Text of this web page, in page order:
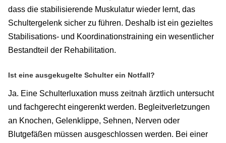
dass die stabilisierende Muskulatur wieder lernt, das
Schultergelenk sicher zu führen. Deshalb ist ein gezieltes
Stabilisations- und Koordinationstraining ein wesentlicher
Bestandteil der Rehabilitation.
Ist eine ausgekugelte Schulter ein Notfall?
Ja. Eine Schulterluxation muss zeitnah ärztlich untersucht
und fachgerecht eingerenkt werden. Begleitverletzungen
an Knochen, Gelenklippe, Sehnen, Nerven oder
Blutgefäßen müssen ausgeschlossen werden. Bei einer